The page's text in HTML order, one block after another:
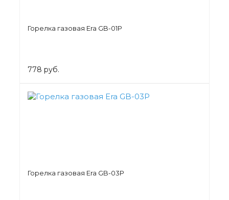
Горелка газовая Era GB-01P
778 руб.
Горелка газовая Era GB-03P